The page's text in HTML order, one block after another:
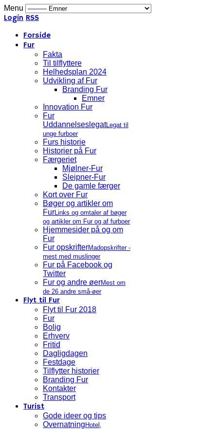
Menu
Login RSS
Forside
Fur
Fakta
Til tilflyttere
Helhedsplan 2024
Udvikling af Fur
Branding Fur
Emner
Innovation Fur
Fur
UddannelseslegatLegat til
unge furboer
Furs historie
Historier på Fur
Færgeriet
Mjølner-Fur
Sleipner-Fur
De gamle færger
Kort over Fur
Bøger og artikler om
FurLinks og omtaler af bøger
og artikler om Fur og af furboer
Hjemmesider på og om
Fur
Fur opskrifterMadopskrifter -
mest med muslinger
Fur på Facebook og
Twitter
Fur og andre øerMest om
de 26 andre små-øer
Flyt til Fur
Flyt til Fur 2018
Fur
Bolig
Erhverv
Fritid
Dagligdagen
Festdage
Tilflytter historier
Branding Fur
Kontakter
Transport
Turist
Gode ideer og tips
Overnatning Hotel,